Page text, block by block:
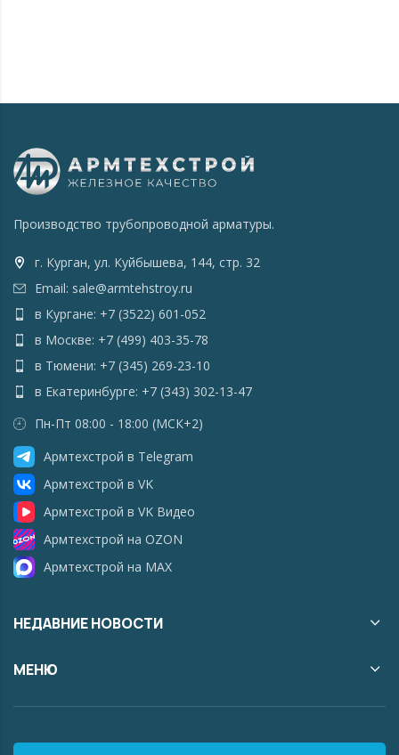
Производство трубопроводной арматуры.
г. Курган, ул. Куйбышева, 144, стр. 32
Email: sale@armtehstroy.ru
в Кургане: +7 (3522) 601-052
в Москве: +7 (499) 403-35-78
в Тюмени: +7 (345) 269-23-10
в Екатеринбурге: +7 (343) 302-13-47
Пн-Пт 08:00 - 18:00 (МСК+2)
Армтехстрой в Telegram
Армтехстрой в VK
Армтехстрой в VK Видео
Армтехстрой на OZON
Армтехстрой на MAX
НЕДАВНИЕ НОВОСТИ
МЕНЮ